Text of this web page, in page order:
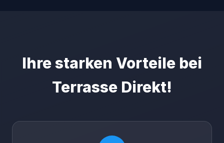
Ihre starken Vorteile bei
Terrasse Direkt!